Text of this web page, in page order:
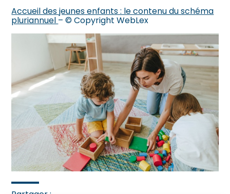
Accueil des jeunes enfants : le contenu du schéma
pluriannuel – © Copyright WebLex